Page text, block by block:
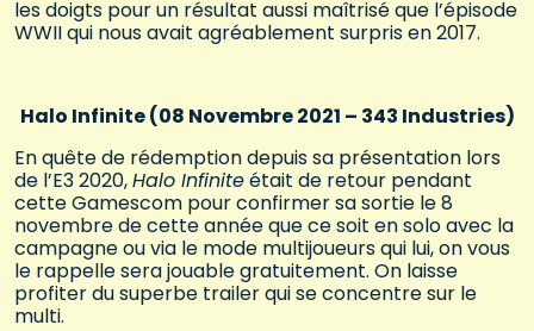
les doigts pour un résultat aussi maîtrisé que l’épisode
WWII qui nous avait agréablement surpris en 2017.
Halo Infinite (08 Novembre 2021 – 343 Industries)
En quête de rédemption depuis sa présentation lors
de l’E3 2020,Halo Infiniteétait de retour pendant
cette Gamescom pour confirmer sa sortie le 8
novembre de cette année que ce soit en solo avec la
campagne ou via le mode multijoueurs qui lui, on vous
le rappelle sera jouable gratuitement. On laisse
profiter du superbe trailer qui se concentre sur le
multi.